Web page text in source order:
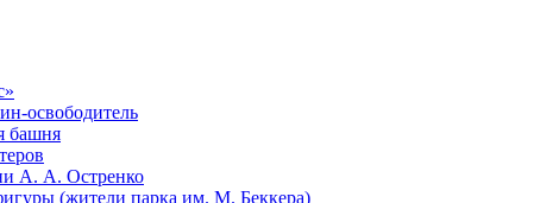
освободитель
башня
А. А. Остренко
(жители парка им. М. Беккера)